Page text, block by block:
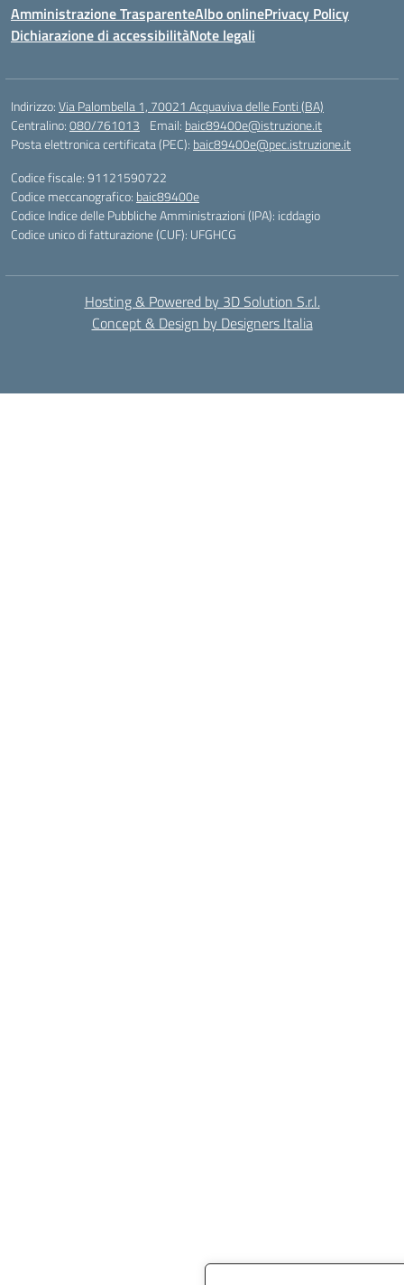
Amministrazione TrasparenteAlbo onlinePrivacy Policy
Dichiarazione di accessibilitàNote legali
Indirizzo:Via Palombella 1, 70021 Acquaviva delle Fonti (BA)
Centralino:080/761013 Email: baic89400e@istruzione.it
Posta elettronica certificata (PEC): baic89400e@pec.istruzione.it
Codice fiscale: 91121590722
Codice meccanografico: baic89400e
Codice Indice delle Pubbliche Amministrazioni (IPA): icddagio
Codice unico di fatturazione (CUF): UFGHCG
Hosting & Powered by 3D Solution S.r.l.
Concept & Design by Designers Italia